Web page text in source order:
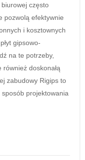
często
pozwolą efektywnie
i kosztownych
gipsowo-
na te potrzeby,
doskonałą
zabudowy Rigips to
sposób projektowania